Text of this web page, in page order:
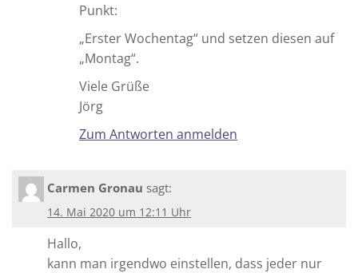
Punkt:
„Erster Wochentag“ und setzen diesen auf
„Montag“.
Viele Grüße
Jörg
Zum Antworten anmelden
Carmen Gronau sagt:
14. Mai 2020 um 12:11 Uhr
Hallo,
kann man irgendwo einstellen, dass jeder nur